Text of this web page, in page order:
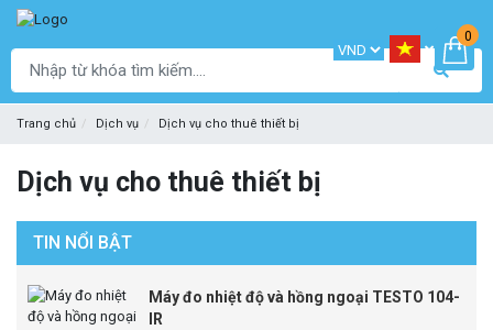
0
Trang chủ Dịch vụ Dịch vụ cho thuê thiết bị
Dịch vụ cho thuê thiết bị
TIN NỔI BẬT
Máy đo nhiệt độ và hồng ngoại TESTO 104-
IR